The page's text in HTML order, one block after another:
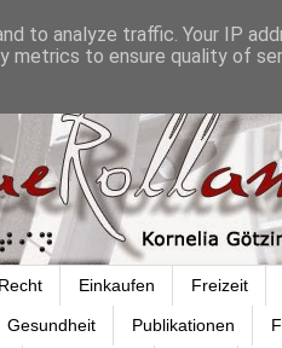
Recht Einkaufen Freizeit
Gesundheit Publikationen
to analyze traffic. Your IP
metrics to ensure quality of